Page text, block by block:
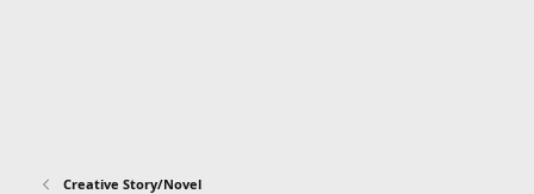
Creative Story/Novel